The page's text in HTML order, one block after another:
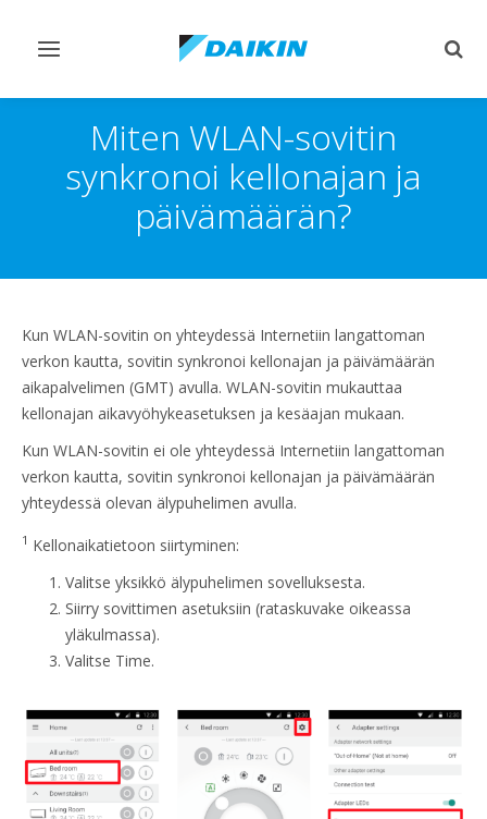
Vaihda
Miten WLAN-sovitin
synkronoi kellonajan ja
päivämäärän?
Kun WLAN-sovitin on yhteydessä Internetiin langattoman
verkon kautta, sovitin synkronoi kellonajan ja päivämäärän
aikapalvelimen (GMT) avulla. WLAN-sovitin mukauttaa
kellonajan aikavyöhykeasetuksen ja kesäajan mukaan.
Kun WLAN-sovitin ei ole yhteydessä Internetiin langattoman
verkon kautta, sovitin synkronoi kellonajan ja päivämäärän
yhteydessä olevan älypuhelimen avulla.
1 Kellonaikatietoon siirtyminen:
Valitse yksikkö älypuhelimen sovelluksesta.
Siirry sovittimen asetuksiin (rataskuvake oikeassa
yläkulmassa).
Valitse Time.